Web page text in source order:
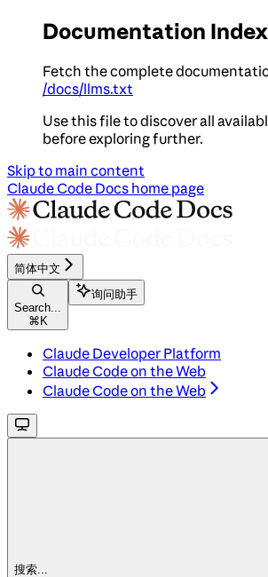
Documentation Index
Fetch the complete
/docs/llms.txt
Use this file to discover all
before exploring further.
Skip to main content
Claude Code Docs home page
简体中文
Search...
⌘ K
询问助手
Claude Developer Platform
Claude Code on the Web
Claude Code on the Web
搜索...